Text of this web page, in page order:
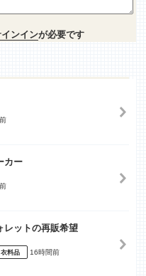
ンインが必要です
カー
レットの再販希望
衣料品 16時間前